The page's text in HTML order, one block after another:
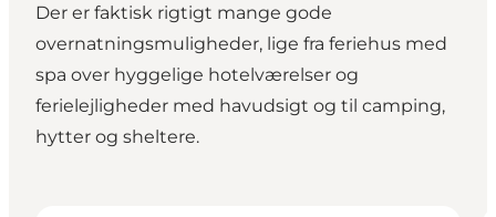
Der er faktisk rigtigt mange gode
overnatningsmuligheder, lige fra feriehus med
spa over hyggelige hotelværelser og
ferielejligheder med havudsigt og til camping,
hytter og sheltere.